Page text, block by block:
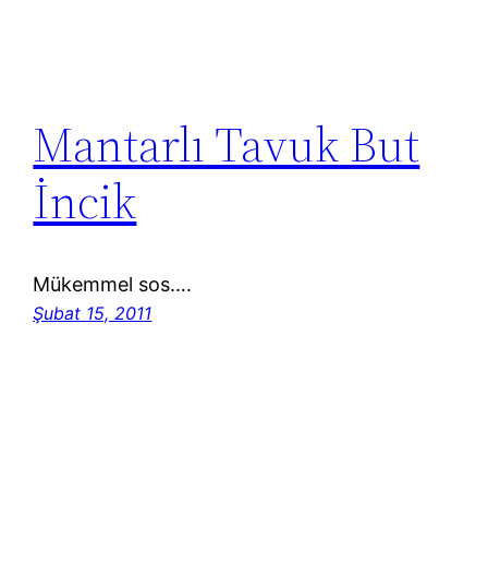
Mantarlı Tavuk But
İncik
Mükemmel sos….
Şubat 15, 2011